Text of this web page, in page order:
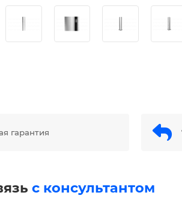
гарантия
с консультантом